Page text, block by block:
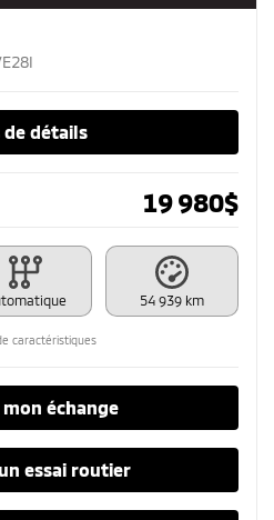
de détails
19 980$
54 939 km
caractéristiques
échange
essai routier